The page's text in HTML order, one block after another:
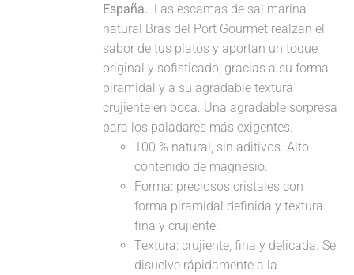
España. Las escamas de sal marina
natural Bras del Port Gourmet realzan el
sabor de tus platos y aportan un toque
original y sofisticado, gracias a su forma
piramidal y a su agradable textura
crujiente en boca. Una agradable sorpresa
para los paladares más exigentes.
100 % natural, sin aditivos. Alto
contenido de magnesio.
Forma: preciosos cristales con
forma piramidal definida y textura
fina y crujiente.
Textura: crujiente, fina y delicada. Se
disuelve rápidamente a la